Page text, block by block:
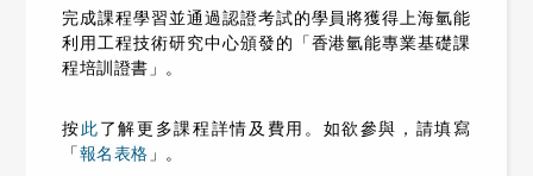
完成課程學習並通過認證考試的學員將獲得上海氫能
利用工程技術研究中心頒發的「香港氫能專業基礎課
程培訓證書」。
按此了解更多課程詳情及費用。如欲參與，請填寫
「報名表格 」。